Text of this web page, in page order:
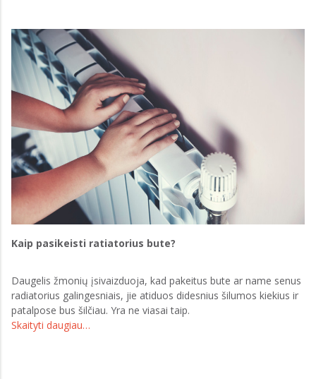
Kaip pasikeisti ratiatorius bute?
Daugelis žmonių įsivaizduoja, kad pakeitus bute ar name senus
radiatorius galingesniais, jie atiduos didesnius šilumos kiekius ir
patalpose bus šilčiau. Yra ne viasai taip.
Skaityti daugiau…